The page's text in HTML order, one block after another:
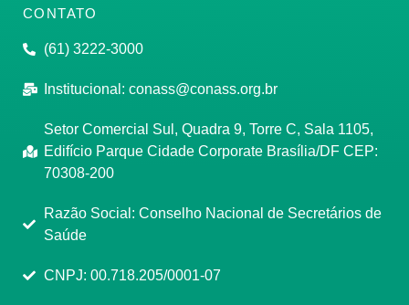
CONTATO
(61) 3222-3000
Institucional: conass@conass.org.br
Setor Comercial Sul, Quadra 9, Torre C, Sala 1105,
Edifício Parque Cidade Corporate Brasília/DF CEP:
70308-200
Razão Social: Conselho Nacional de Secretários de
Saúde
CNPJ: 00.718.205/0001-07